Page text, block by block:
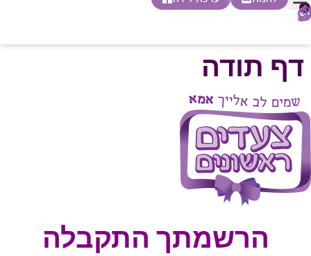
0
דף תודה
הרשמתך התקבלה